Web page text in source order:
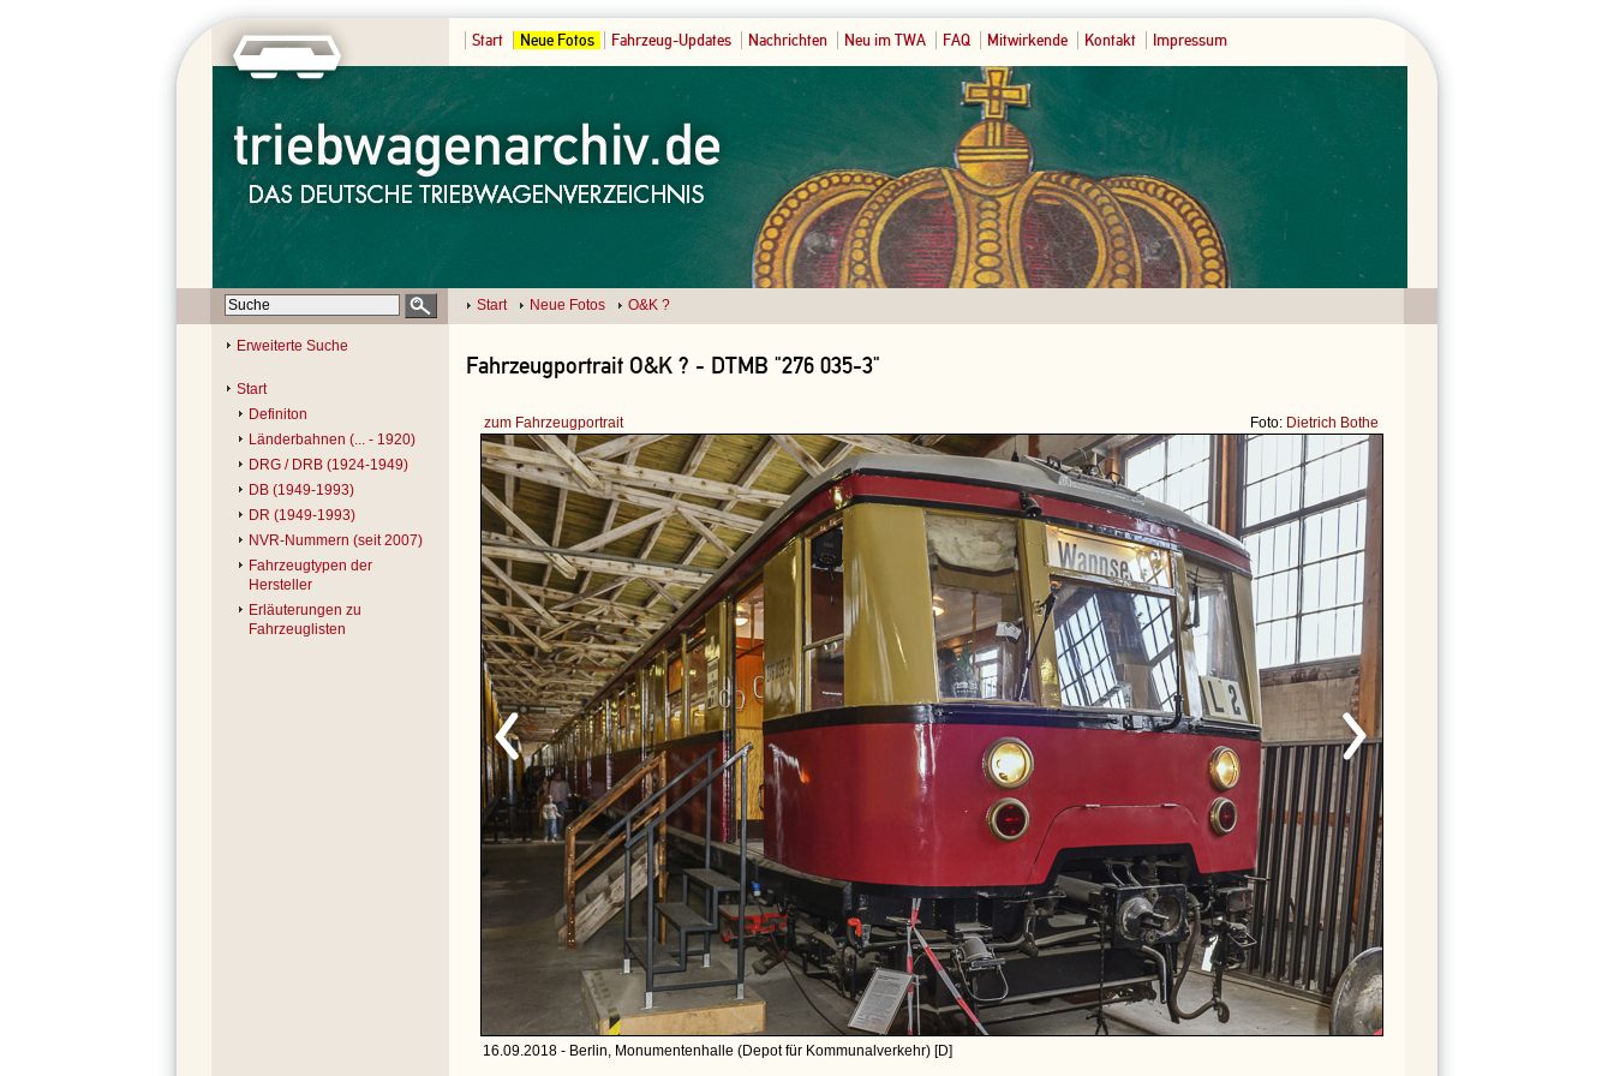
Start Neue Fotos Fahrzeug-Updates Nachrichten Neu im TWA FAQ Mitwirkende Kontakt Impressum
Start Neue Fotos O&K ?
Erweiterte Suche
Start
Definiton
Länderbahnen (... - 1920)
DRG / DRB (1924-1949)
DB (1949-1993)
DR (1949-1993)
NVR-Nummern (seit 2007)
Fahrzeugtypen der
Hersteller
Erläuterungen zu
Fahrzeuglisten
Fahrzeugportrait O&K ? - DTMB "276 035-3"
zum Fahrzeugportrait Foto: Dietrich Bothe
16.09.2018 - Berlin, Monumentenhalle (Depot für Kommunalverkehr) [D]